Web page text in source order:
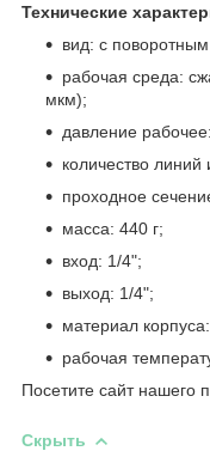
Технические
вид: с
рабочая среда:
мкм);
давление
количество
проходное
масса: 440 г;
вход: 1/4";
выход: 1/4";
материал
рабочая
Посетите сайт нашего
Скрыть